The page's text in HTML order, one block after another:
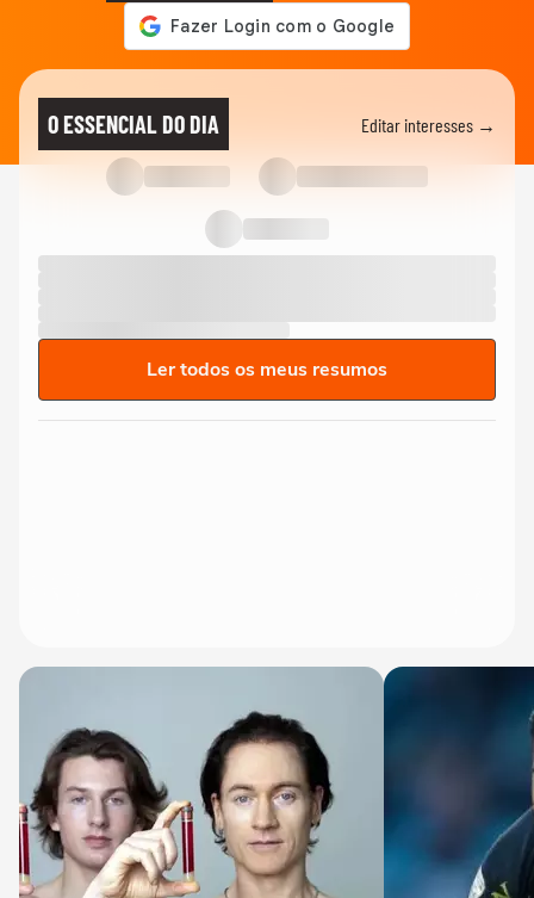
O ESSENCIAL DO DIA Editar interesses →
Ler todos os meus resumos